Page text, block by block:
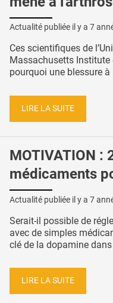
Actualité publiée il y a 7
Ces scientifiques de
Massachusetts
pourquoi une blessure
LIRE LA SUITE
MOTIVATION :
médicaments
Actualité publiée il y a 7
Serait-il possible de
avec de simples
clé de la dopamine
LIRE LA SUITE